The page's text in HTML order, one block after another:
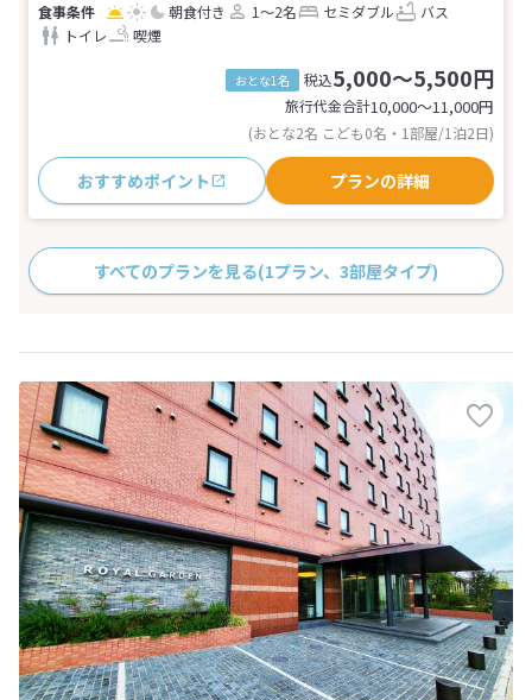
朝食付き 1～2名 セミダブル
バス
トイレ
喫煙
おとな1名 税込5,000～5,500円
旅行代金合計10,000〜11,000円
(おとな2名 こども0名・1部屋/1泊2日)
おすすめポイント プランの詳細
すべてのプランを見る(1プラン、3部屋タイプ)